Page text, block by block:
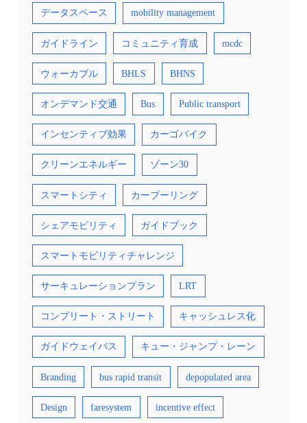
データスペース mobility management
ガイドライン コミュニティ育成 mcdc
ウォーカブル BHLS BHNS
オンデマンド交通 Bus Public transport
インセンティブ効果 カーゴバイク
クリーンエネルギー ゾーン30
スマートシティ カープーリング
シェアモビリティ ガイドブック
スマートモビリティチャレンジ
サーキュレーションプラン LRT
コンプリート・ストリート キャッシュレス化
ガイドウェイバス キュー・ジャンプ・レーン
Branding bus rapid transit depopulated area
Design faresystem incentive effect